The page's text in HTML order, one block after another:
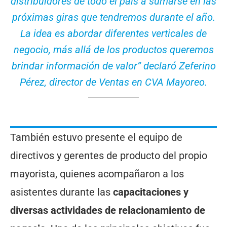
próximas giras que tendremos durante el año.
La idea es abordar diferentes verticales de
negocio, más allá de los productos queremos
brindar información de valor” declaró Zeferino
Pérez, director de Ventas en CVA Mayoreo.
También estuvo presente el equipo de
directivos y gerentes de producto del propio
mayorista, quienes acompañaron a los
asistentes durante las capacitaciones y
diversas actividades de relacionamiento de